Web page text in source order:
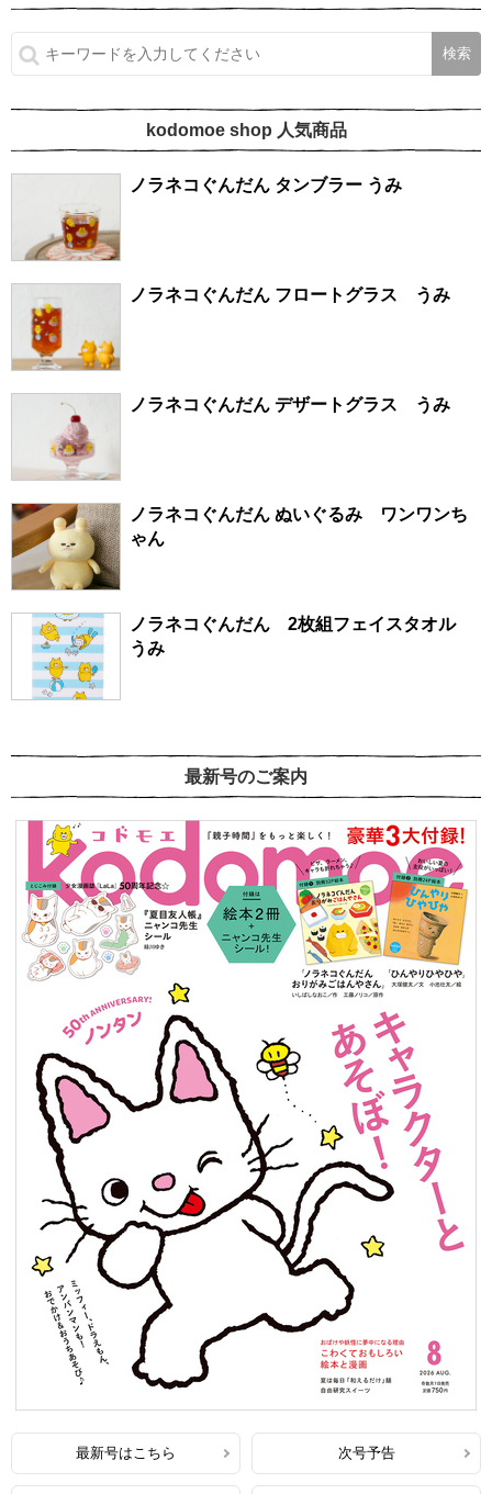
kodomoe shop 人気商品
ノラネコぐんだん タンブラー うみ
ノラネコぐんだん フロートグラス うみ
ノラネコぐんだん デザートグラス うみ
ノラネコぐんだん ぬいぐるみ ワンワンち
ゃん
ノラネコぐんだん 2枚組フェイスタオル
うみ
最新号のご案内
最新号はこちら 次号予告